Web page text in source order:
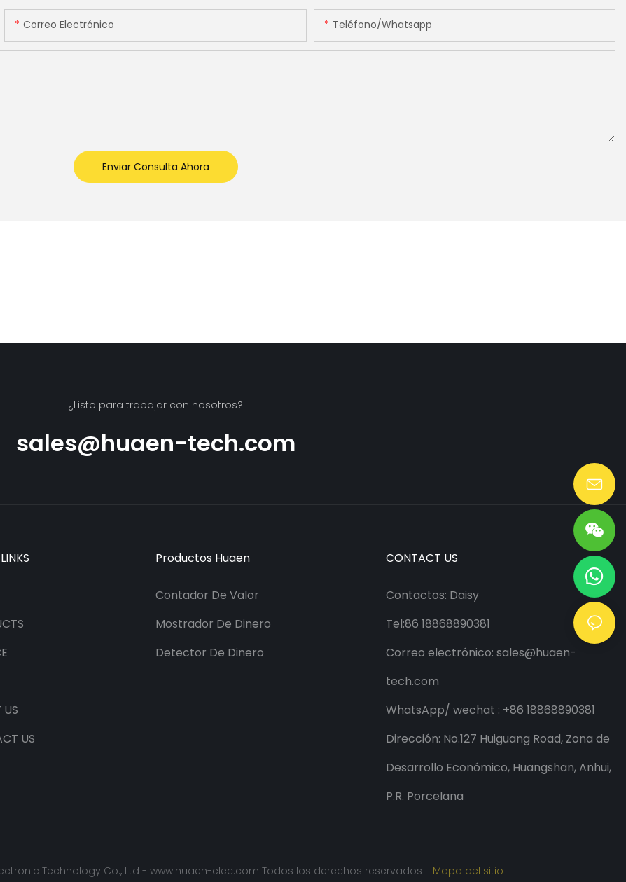
Correo Electrónico Teléfono/whatsapp
Enviar Consulta Ahora
¿Listo para trabajar con nosotros?
sales@huaen-tech.com
US
Productos Huaen
Contador De Valor
Mostrador De Dinero
Detector De Dinero
CONTACT US
Contactos: Daisy
Tel:86 18868890381
Correo electrónico: sales@huaen-
tech.com
WhatsApp/ wechat : +86 18868890381
Dirección: No.127 Huiguang Road, Zona de
Desarrollo Económico, Huangshan, Anhui,
P.R. Porcelana
Technology Co., Ltd - www.huaen-elec.com Todos los derechos reservados | Mapa del sitio